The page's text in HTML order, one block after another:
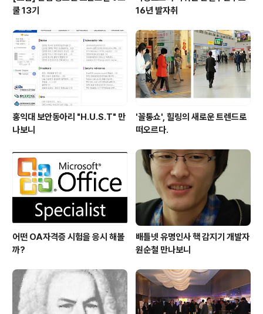
쿨 13기
16년 발자취
홍익대 보안동아리 "H.U.S.T" 만
나보니
'꼴통쇼', 힐링의 새로운 트렌드로
떠오르다.
어떤 OA자격증 시험을 응시 해볼
까?
배틀넷 유명인사 핵 감지기 개발자
원순철 만나보니